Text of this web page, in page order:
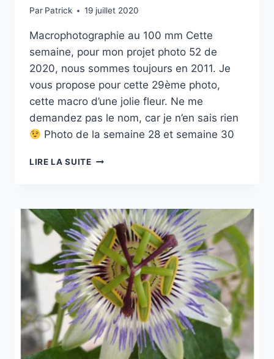
Par Patrick 19 juillet 2020
Macrophotographie au 100 mm Cette
semaine, pour mon projet photo 52 de
2020, nous sommes toujours en 2011. Je
vous propose pour cette 29ème photo,
cette macro d’une jolie fleur. Ne me
demandez pas le nom, car je n’en sais rien
Photo de la semaine 28 et semaine 30
LIRE LA SUITEPROJET
–
PHOTO
MACRO
D’UNE
JOLIE
FLEUR